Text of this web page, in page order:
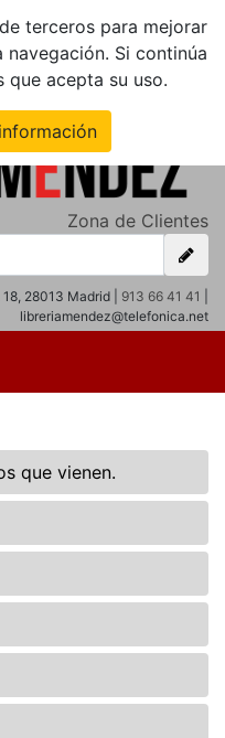
terceros para mejorar
Si continúa
que acepta su uso.
Zona de Clientes
28013 Madrid | 913 66 41 41
libreriamendez@telefonica.net
que vienen.